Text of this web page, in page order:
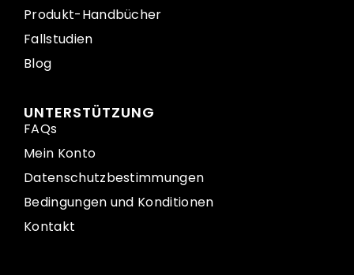
Produkt-Handbücher
Fallstudien
Blog
UNTERSTÜTZUNG
FAQs
Mein Konto
Datenschutzbestimmungen
Bedingungen und Konditionen
Kontakt